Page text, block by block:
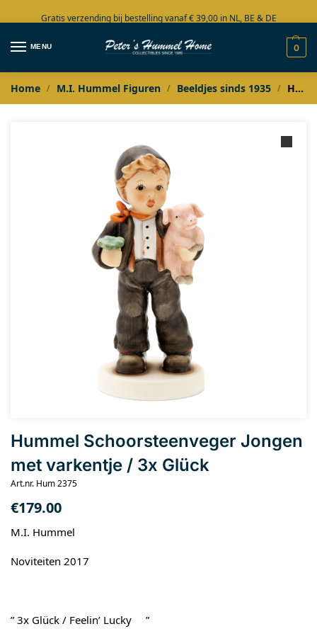
Gratis verzending bij bestelling vanaf € 39,00 in NL, BE & DE
Grote collectie in voorraad
MENU 0
Home / M.I. Hummel Figuren / Beeldjes sinds 1935 / Hummel Schoorsteenveger Jongen met varkentje / 3x Glück
Hummel Schoorsteenveger Jongen
met varkentje / 3x Glück
Art.nr. Hum 2375
€179.00
M.I. Hummel
Noviteiten 2017
” 3x Glück / Feelin’ Lucky ”